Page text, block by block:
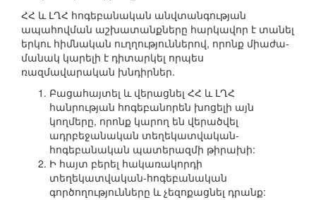
ՀՀ և ԼՂՀ հոգեբանական անվտանգության
ապահովման աշխատանքները հարկավոր է տանել
երկու հիմնական ուղղություններով, որոնք միաժա-
մանակ կարելի է դիտարկել որպես
ռազմավարական խնդիրներ.
Բացահայտել և վերացնել ՀՀ և ԼՂՀ
հանրության հոգեբանորեն խոցելի այն
կողմերը, որոնք կարող են վերածվել
ադրբեջանական տեղեկատվական-
հոգեբանական պատերազմի թիրախի:
Ի հայտ բերել հակառակորդի
տեղեկատվական-հոգեբանական
գործողությունները և չեզոքացնել դրանք: